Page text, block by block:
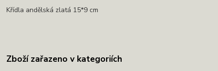
Křídla andělská zlatá 15*9 cm
Zboží zařazeno v kategoriích